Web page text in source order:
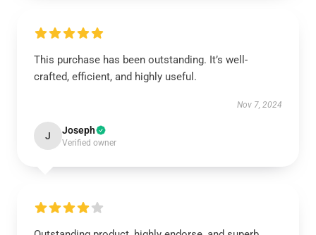
This purchase has been outstanding. It’s well-
crafted, efficient, and highly useful.
Nov 7, 2024
J Joseph
Verified owner